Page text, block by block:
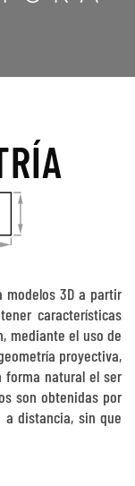
3D a partir
características
mediante el uso de
proyectiva,
forma natural el ser
son obtenidas por
distancia, sin que